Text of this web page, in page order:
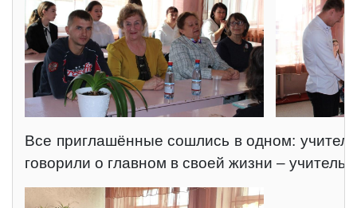
Все приглашённые сошлись в одном:
говорили о главном в своей жизни –